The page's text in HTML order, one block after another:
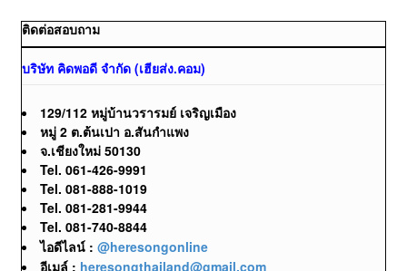
ติดต่อสอบถาม
บริษัท คิดพอดี จำกัด (เฮียส่ง.คอม)
129/112 หมู่บ้านวรารมย์ เจริญเมือง
หมู่ 2 ต.ต้นเปา อ.สันกำแพง
จ.เชียงใหม่ 50130
Tel. 061-426-9991
Tel. 081-888-1019
Tel. 081-281-9944
Tel. 081-740-8844
ไอดีไลน์ : @heresongonline
อีเมล์ : heresongthailand@gmail.com